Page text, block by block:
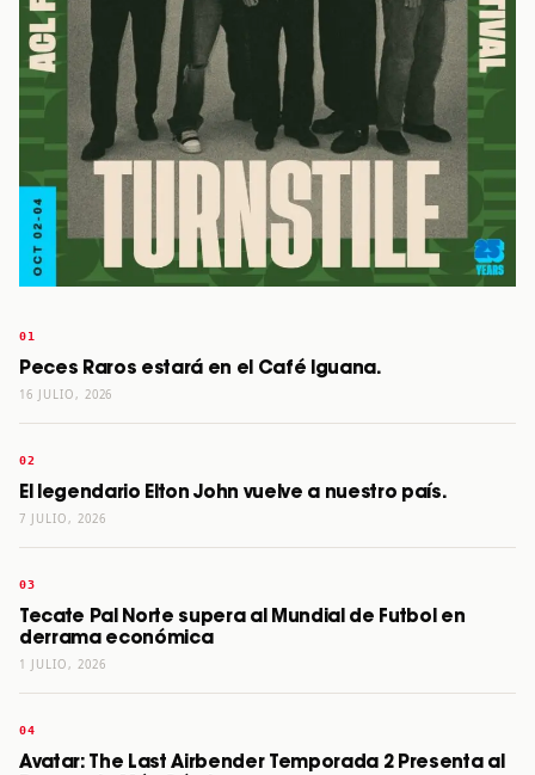
Peces Raros estará en el Café Iguana.
16 JULIO, 2026
El legendario Elton John vuelve a nuestro país.
7 JULIO, 2026
Tecate Pal Norte supera al Mundial de Futbol en
derrama económica
1 JULIO, 2026
Avatar: The Last Airbender Temporada 2 Presenta al